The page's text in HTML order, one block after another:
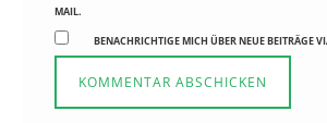
MAIL.
BENACHRICHTIGE MICH ÜBER NEUE BEITRÄGE